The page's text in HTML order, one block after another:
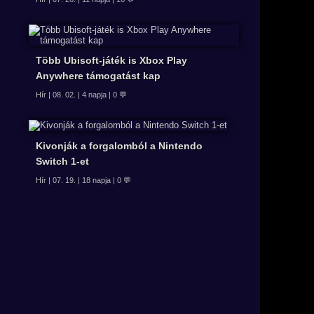
Több Ubisoft-játék is Xbox Play
Anywhere támogatást kap
Hír | 08. 02. | 4 napja | 0 💬
Kivonják a forgalomból a Nintendo
Switch 1-et
Hír | 07. 19. | 18 napja | 0 💬